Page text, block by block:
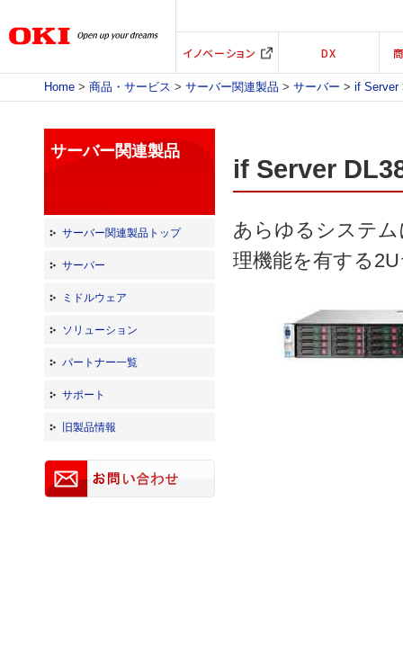
イノベーション DX
Home > 商品・サービス > サーバー関連製品 > サーバー > if Server
サーバー関連製品
if Server
あらゆるシステ
理機能を有する
サーバー関連製品トップ
サーバー
ミドルウェア
ソリューション
パートナー一覧
サポート
旧製品情報